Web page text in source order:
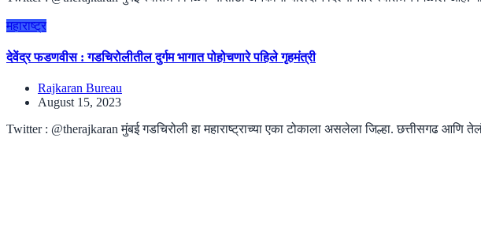
महाराष्ट्र
देवेंद्र फडणवीस : गडचिरोलीतील दुर्गम भागात पोहोचणारे पहिले गृहमंत्री
Rajkaran Bureau
August 15, 2023
Twitter : @therajkaran मुंबई गडचिरोली हा महाराष्ट्राच्या एका टोकाला असलेला जिल्हा. छत्तीसगढ आणि